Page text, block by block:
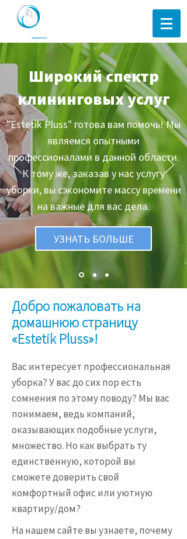
Широкий спектр
клининговых услуг
"Estetik Pluss" готова вам помочь! Мы
являемся опытными
профессионалами в данной области.
К тому же, заказав у нас услугу
уборки, вы сэкономите массу времени
на важные для вас дела.
УЗНАТЬ БОЛЬШЕ
Добро пожаловать на
домашнюю страницу
«Estetik Pluss»!
Вас интересует профессиональная
уборка? У вас до сих пор есть
сомнения по этому поводу? Мы вас
понимаем, ведь компаний,
оказывающих подобные услуги,
множество. Но как выбрать ту
единственную, которой вы
сможете доверить свой
комфортный офис или уютную
квартиру/дом?
На нашем сайте вы узнаете, почему